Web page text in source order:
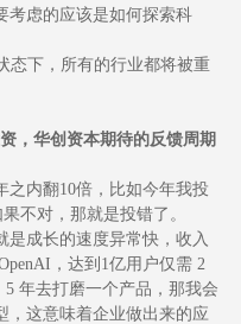
考虑的应该是如何探索科
态下，所有的行业都将被重
，华创资本期待的反馈周期
之内翻10倍，比如今年我投
不对，那就是投错了。
是成长的速度异常快，收入
，达到1亿用户仅需 2
年去打磨一个产品，那我会
，这意味着企业做出来的应